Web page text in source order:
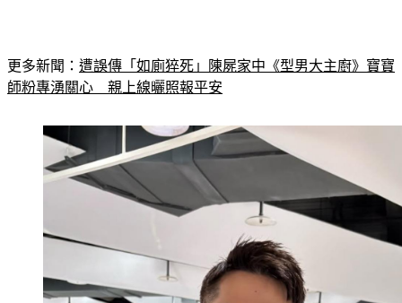
更多新聞： 遭誤傳「如廁猝死」陳屍家中《型男大主廚》寶寶
師粉專湧關心　親上線曬照報平安